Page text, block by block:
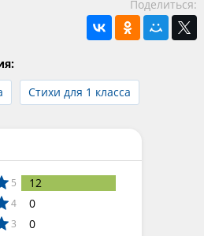
Поделиться:
Стихи для 1 класса
5 12
4 0
3 0